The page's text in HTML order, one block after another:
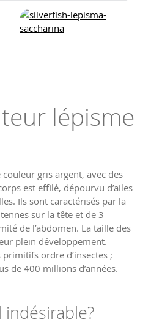
lépisme
gris argent, avec des
est effilé, dépourvu d’ailes
Ils sont caractérisés par la
sur la tête et de 3
de l’abdomen. La taille des
plein développement.
ordre d’insectes ;
de 400 millions d’années.